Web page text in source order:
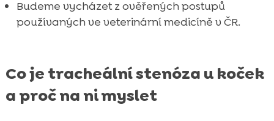
Budeme vycházet z ověřených postupů
používaných ve veterinární medicíně v ČR.
Co je tracheální stenóza u koček
a proč na ni myslet